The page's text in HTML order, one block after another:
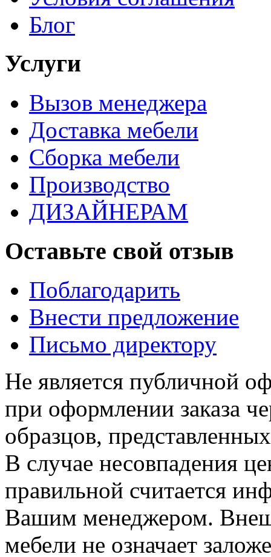
Блог
Услуги
Вызов менеджера
Доставка мебели
Сборка мебели
Производство
ДИЗАЙНЕРАМ
Оставьте свой отзыв
Поблагодарить
Внести предложение
Письмо директору
Не является публичной
при оформлении заказа
образцов,
В случае несовпадения
правильной считается
Вашим менеджером.
мебели не означает